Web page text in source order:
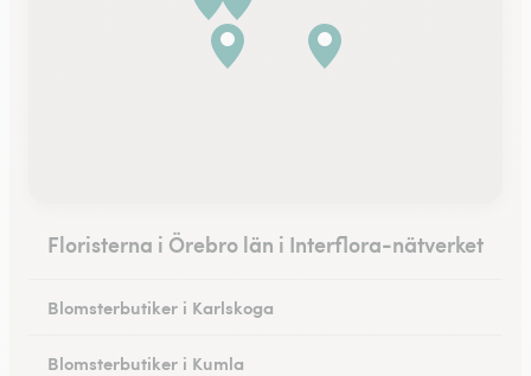
Floristerna i Örebro län i Interflora-nätverket
Blomsterbutiker i Karlskoga
Blomsterbutiker i Kumla